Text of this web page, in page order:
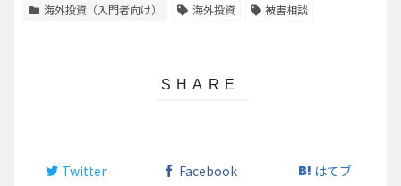
海外投資（入門者向け） 海外投資 被害相談
Twitter Facebook はてブ